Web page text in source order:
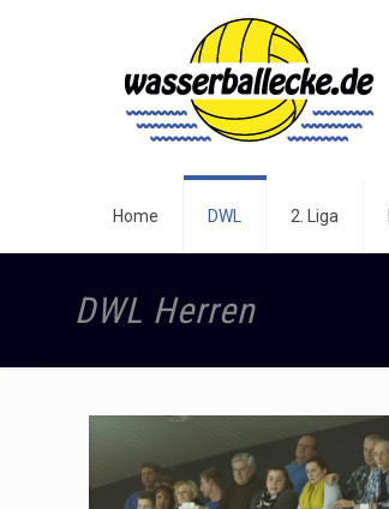
Home DWL 2. Liga
DWL Herren